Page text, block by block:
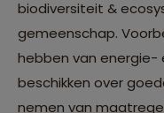
biodiversiteit &
gemeenschap.
hebben van energie-
beschikken over
nemen van